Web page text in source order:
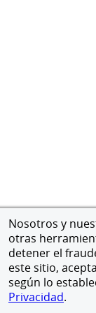
Nosotros y
otras
detener el
este sitio,
según lo
Privacidad.